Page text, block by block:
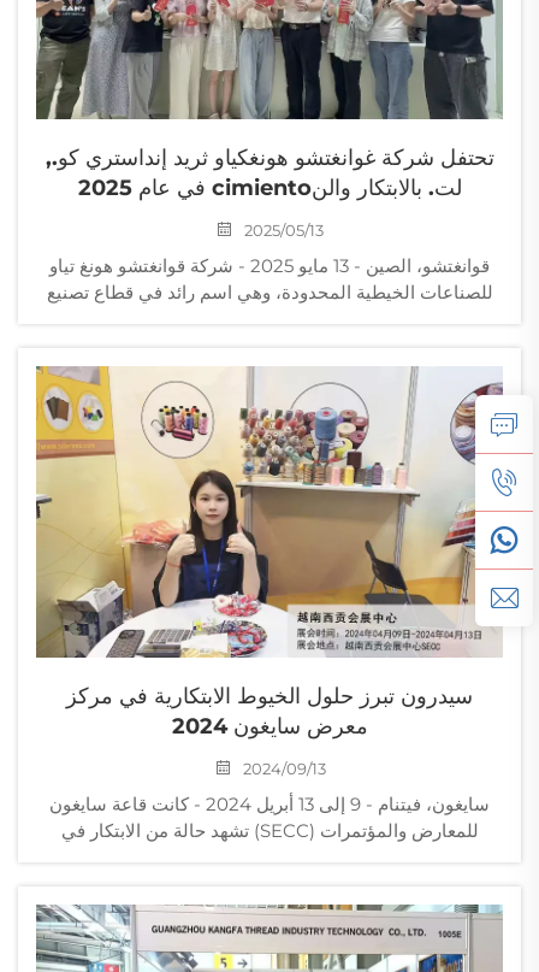
تحتفل شركة غوانغتشو هونغكياو ثريد إنداستري كو.,
لت. بالابتكار والنcimiento في عام 2025
2025/05/13
قوانغتشو، الصين - 13 مايو 2025 - شركة قوانغتشو هونغ تياو
للصناعات الخيطية المحدودة، وهي اسم رائد في قطاع تصنيع
سيدرون تبرز حلول الخيوط الابتكارية في مركز
معرض سايغون 2024
2024/09/13
سايغون، فيتنام - 9 إلى 13 أبريل 2024 - كانت قاعة سايغون
للمعارض والمؤتمرات (SECC) تشهد حالة من الابتكار في
التي عرضت أحدث ما توصلت إليه التكنولوجيا في مجال...